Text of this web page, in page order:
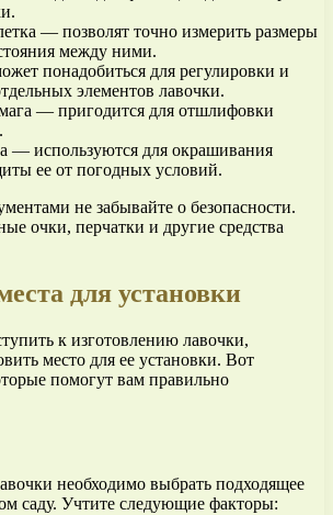
— позволят точно измерить размеры
между ними.
понадобиться для регулировки и
элементов лавочки.
— пригодится для отшлифовки
— используются для окрашивания
ее от погодных условий.
не забывайте о безопасности.
очки, перчатки и другие средства
для установки
к изготовлению лавочки,
место для ее установки. Вот
помогут вам правильно
необходимо выбрать подходящее
саду. Учтите следующие факторы: